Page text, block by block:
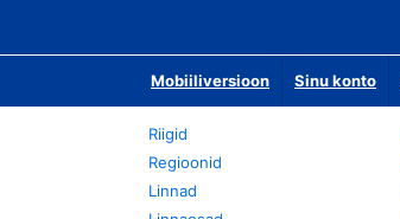
Mobiiliversioon Sinu konto
Riigid
Regioonid
Linnad